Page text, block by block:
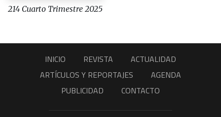
214 Cuarto Trimestre 2025
INICIO REVISTA
ACTUALIDAD
ARTÍCULOS Y REPORTAJES
AGENDA
PUBLICIDAD
CONTACTO